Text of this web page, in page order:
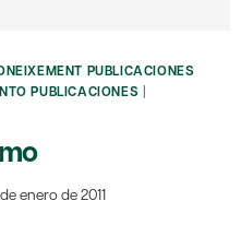
PUBLICACIONES
PUBLICACIONES |
enero de 2011